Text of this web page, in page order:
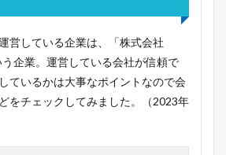
営している企業は、「株式会社
企業。運営している会社が信頼で
ているかは大事なポイントなので会
をチェックしてみました。（2023年